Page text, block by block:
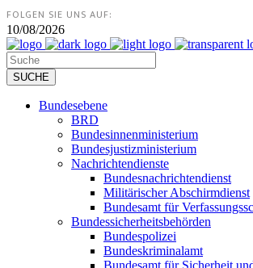
FOLGEN SIE UNS AUF:
10/08/2026
Bundesebene
BRD
Bundesinnenministerium
Bundesjustizministerium
Nachrichtendienste
Bundesnachrichtendienst
Militärischer Abschirmdienst
Bundesamt für
Bundessicherheitsbehörden
Bundespolizei
Bundeskriminalamt
Bundesamt für Sicherheit